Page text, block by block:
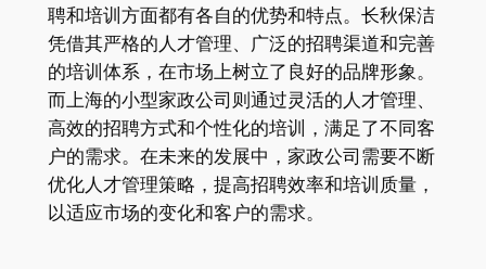
聘和培训方面都有各自的优势和特点。长秋保洁
凭借其严格的人才管理、广泛的招聘渠道和完善
的培训体系，在市场上树立了良好的品牌形象。
而上海的小型家政公司则通过灵活的人才管理、
高效的招聘方式和个性化的培训，满足了不同客
户的需求。在未来的发展中，家政公司需要不断
优化人才管理策略，提高招聘效率和培训质量，
以适应市场的变化和客户的需求。